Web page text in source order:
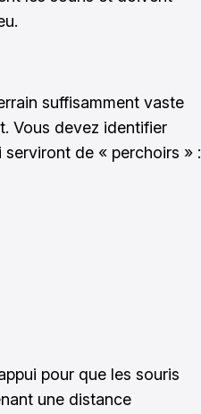
suffisamment vaste
Vous devez identifier
de « perchoirs » :
pour que les souris
une distance